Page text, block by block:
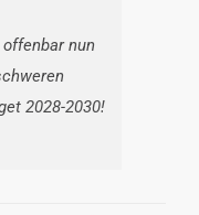
nun
2028-2030!